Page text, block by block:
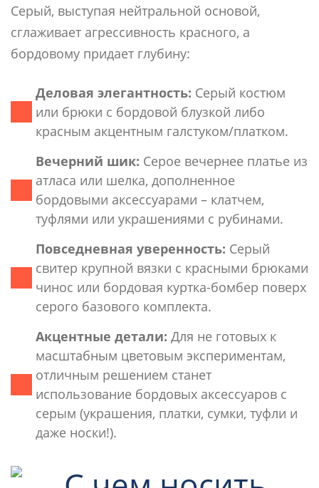
Серый, выступая нейтральной основой,
сглаживает агрессивность красного, а
бордовому придает глубину:
Деловая элегантность: Серый костюм
или брюки с бордовой блузкой либо
красным акцентным галстуком/платком.
Вечерний шик: Серое вечернее платье из
атласа или шелка, дополненное
бордовыми аксессуарами – клатчем,
туфлями или украшениями с рубинами.
Повседневная уверенность: Серый
свитер крупной вязки с красными брюками
чинос или бордовая куртка-бомбер поверх
серого базового комплекта.
Акцентные детали: Для не готовых к
масштабным цветовым экспериментам,
отличным решением станет
использование бордовых аксессуаров с
серым (украшения, платки, сумки, туфли и
даже носки!).